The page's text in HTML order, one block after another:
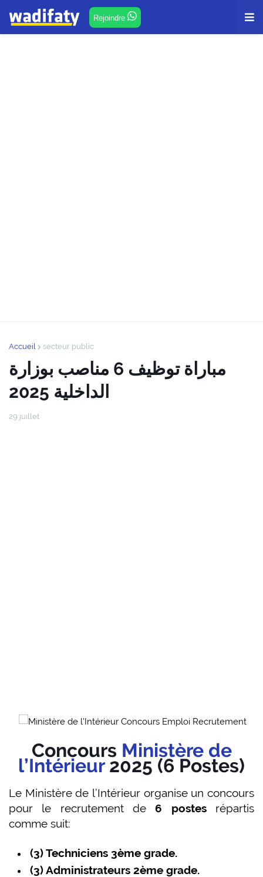
Rejoindre
Accueil secteur public
مباراة توظيف 6 مناصب بوزارة
الداخلية 2025
29 juillet
Concours Ministère de
l’Intérieur2025 (6 Postes)
Le Ministère de l’Intérieur organise un concours
pour le recrutement de6 postes répartis
comme suit:
(3) Techniciens 3ème grade.
(3) Administrateurs 2ème grade.